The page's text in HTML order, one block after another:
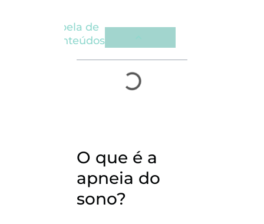
Tabela de
Conteúdos
O que é a
apneia do
sono?